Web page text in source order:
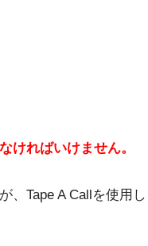
ければいけません。
、Tape A Callを使用し